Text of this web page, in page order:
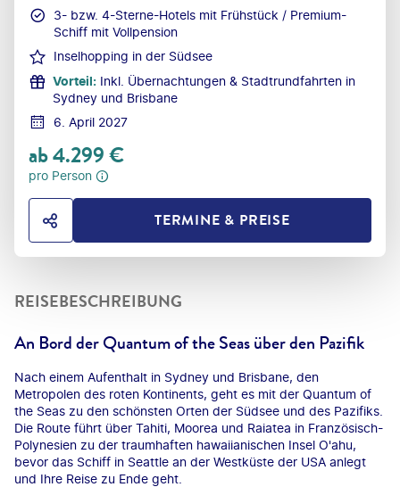
3- bzw. 4-Sterne-Hotels mit Frühstück / ​Premium-
Schiff mit Vollpension
Inselhopping in der Südsee
Vorteil: Inkl. Übernachtungen & Stadtrundfahrten in
Sydney und Brisbane
6. April 2027
ab4.299€
pro Person
HOTEL TEILENTERMINE & PREISE
REISEBESCHREIBUNG
An Bord der Quantum of the Seas über den Pazifik
Nach einem Aufenthalt in Sydney und Brisbane, den
Metropolen des roten Kontinents, geht es mit der Quantum of
the Seas zu den schönsten Orten der Südsee und des Pazifiks.
Die Route führt über Tahiti, Moorea und Raiatea in Französisch-
Polynesien zu der traumhaften hawaiianischen Insel O'ahu,
bevor das Schiff in Seattle an der Westküste der USA anlegt
und Ihre Reise zu Ende geht.